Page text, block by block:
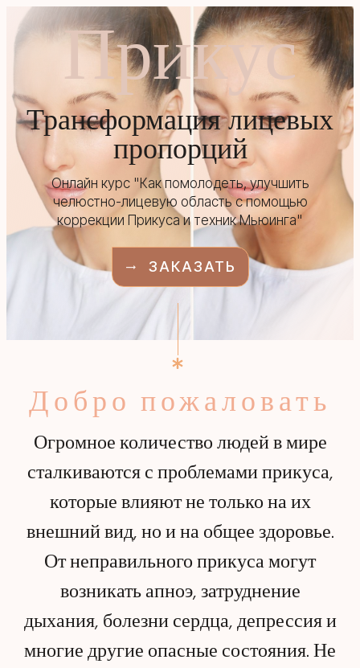
Прикус
Трансформация лицевых
пропорций
Онлайн курс "Как помолодеть, улучшить
челюстно-лицевую область с помощью
коррекции Прикуса и техник Мьюинга"
ЗАКАЗАТЬ
Добро пожаловать
Огромное количество людей в мире
сталкиваются с проблемами прикуса,
которые влияют не только на их
внешний вид, но и на общее здоровье.
От неправильного прикуса могут
возникать апноэ, затруднение
дыхания, болезни сердца, депрессия и
многие другие опасные состояния. Не